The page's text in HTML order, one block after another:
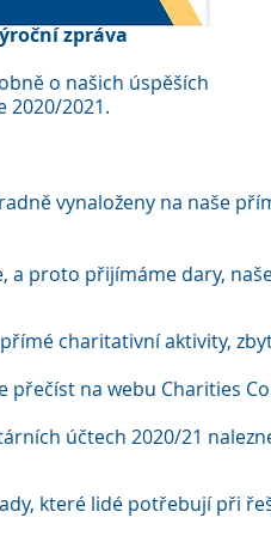
zpráva
o našich úspěších
2020/2021.
vynaloženy na naše
a proto přijímáme dary,
charitativní aktivity,
přečíst na webu Charities
účtech 2020/21
které lidé potřebují při